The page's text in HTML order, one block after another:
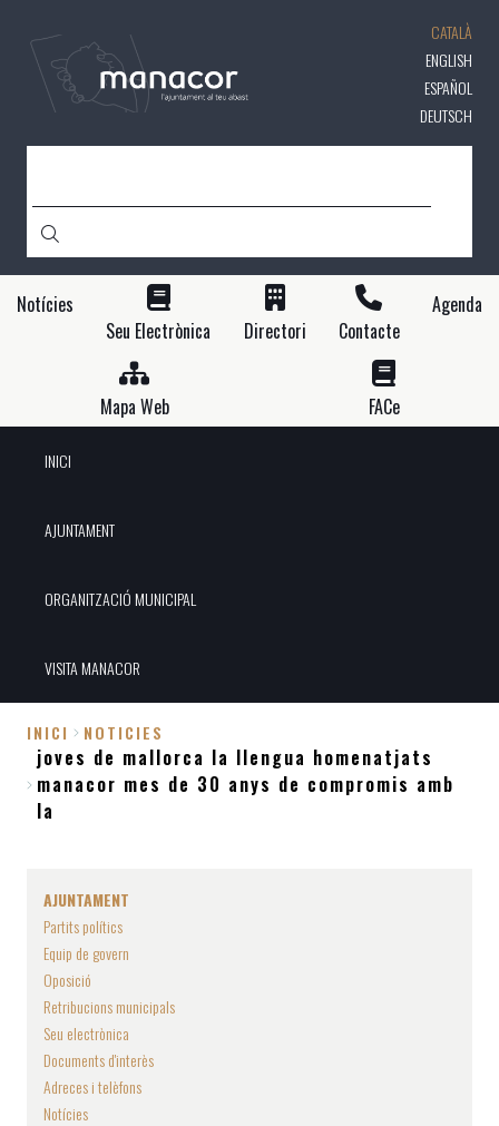
contingut
CATALÀ
ENGLISH
ESPAÑOL
DEUTSCH
Notícies
Seu Electrònica
Directori Contacte
Agenda
Mapa Web FACe
INICI
AJUNTAMENT
ORGANITZACIÓ MUNICIPAL
VISITA MANACOR
Fil
d'Ariadna
INICI NOTICIES
joves de mallorca la llengua homenatjats
manacor mes de 30 anys de compromis amb
la
AJUNTAMENT
Partits polítics
Equip de govern
Oposició
Retribucions municipals
Seu electrònica
Documents d'interès
Adreces i telèfons
Notícies